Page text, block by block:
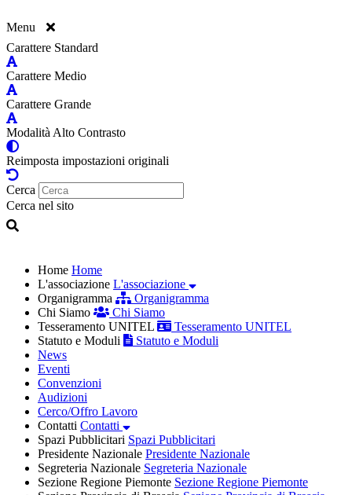
Menu
Carattere Standard
Carattere Medio
Carattere Grande
Modalità Alto Contrasto
Reimposta impostazioni originali
Cerca
Cerca nel sito
Home Home
L'associazione L'associazione
Organigramma
Organigramma
Chi Siamo
Chi Siamo
Tesseramento UNITEL
Tesseramento UNITEL
Statuto e Moduli
Statuto e Moduli
News
Eventi
Convenzioni
Audizioni
Cerco/Offro Lavoro
Contatti Contatti
Spazi Pubblicitari Spazi Pubblicitari
Presidente Nazionale Presidente Nazionale
Segreteria Nazionale Segreteria Nazionale
Sezione Regione Piemonte Sezione Regione Piemonte